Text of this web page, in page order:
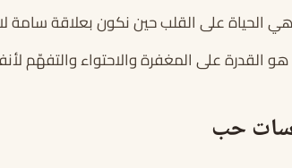
الحياة على القلب حين نكون بعلاقة سامة لا
القدرة على المغفرة والاحتواء والتفهّم
حب